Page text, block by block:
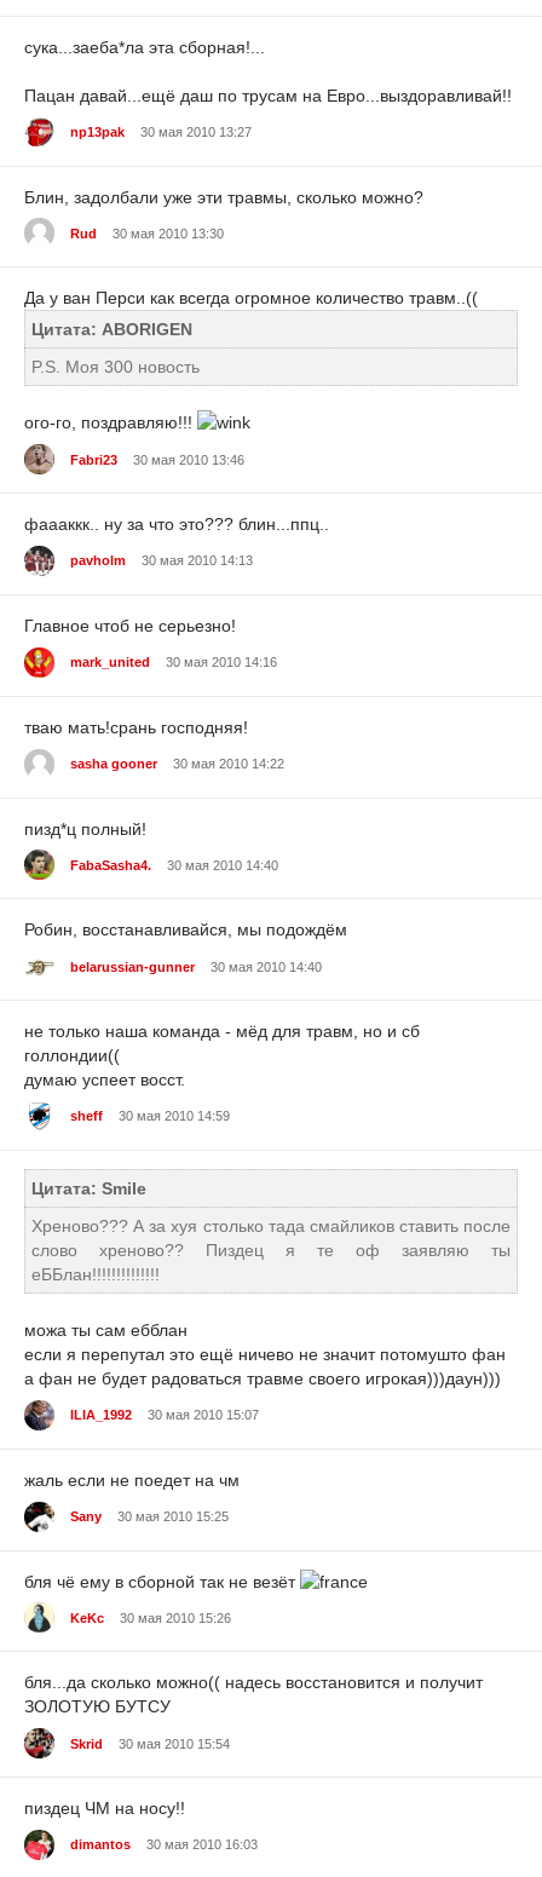
сука...заеба*ла эта сборная!...
Пацан давай...ещё даш по трусам на Евро...выздоравливай!!
np13pak 30 мая 2010 13:27
Блин, задолбали уже эти травмы, сколько можно?
Rud 30 мая 2010 13:30
Да у ван Перси как всегда огромное количество травм..((
Цитата: ABORIGEN
P.S. Моя 300 новость
ого-го, поздравляю!!!
Fabri23 30 мая 2010 13:46
фаааккк.. ну за что это??? блин...ппц..
pavholm 30 мая 2010 14:13
Главное чтоб не серьезно!
mark_united 30 мая 2010 14:16
тваю мать!срань господняя!
sasha gooner 30 мая 2010 14:22
пизд*ц полный!
FabaSasha4. 30 мая 2010 14:40
Робин, восстанавливайся, мы подождём
belarussian-gunner 30 мая 2010 14:40
не только наша команда - мёд для травм, но и сб
голлондии((
думаю успеет восст.
sheff 30 мая 2010 14:59
Цитата: Smile
Хреново??? А за хуя столько тада смайликов ставить после
слово хреново?? Пиздец я те оф заявляю ты
еББлан!!!!!!!!!!!!!!
можа ты сам ебблан
если я перепутал это ещё ничево не значит потомушто фан
а фан не будет радоваться травме своего игрокая)))даун)))
ILIA_1992 30 мая 2010 15:07
жаль если не поедет на чм
Sany 30 мая 2010 15:25
бля чё ему в сборной так не везёт
KeKc 30 мая 2010 15:26
бля...да сколько можно(( надесь восстановится и получит
ЗОЛОТУЮ БУТСУ
Skrid 30 мая 2010 15:54
пиздец ЧМ на носу!!
dimantos 30 мая 2010 16:03